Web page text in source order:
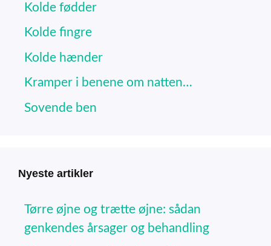
Kolde fødder
Kolde fingre
Kolde hænder
Kramper i benene om natten…
Sovende ben
Nyeste artikler
Tørre øjne og trætte øjne: sådan
genkendes årsager og behandling